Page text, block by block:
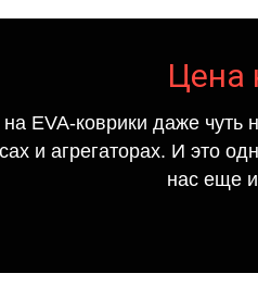
Цена
EVA-коврики даже чуть
и агрегаторах. И это
нас еще